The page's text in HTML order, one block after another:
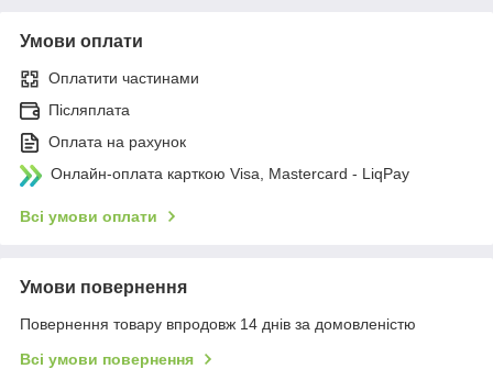
Умови оплати
Оплатити частинами
Післяплата
Оплата на рахунок
Онлайн-оплата карткою Visa, Mastercard - LiqPay
Всі умови оплати
Умови повернення
Повернення товару впродовж 14 днів за домовленістю
Всі умови повернення